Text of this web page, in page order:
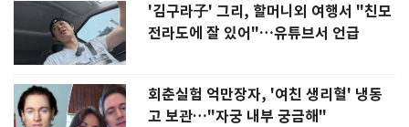
'김구라子' 그리, 할머니외 여행서 "친모
전라도에 잘 있어"…유튜브서 언급
회춘실험 억만장자, '여친 생리혈' 냉동
고 보관…"자궁 내부 궁금해"